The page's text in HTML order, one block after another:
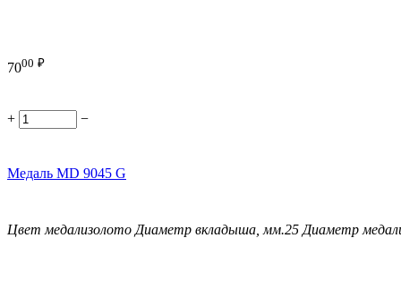
7000 ₽
+ −
Медаль MD 9045 G
Цвет медализолото Диаметр вкладыша, мм.25 Диаметр